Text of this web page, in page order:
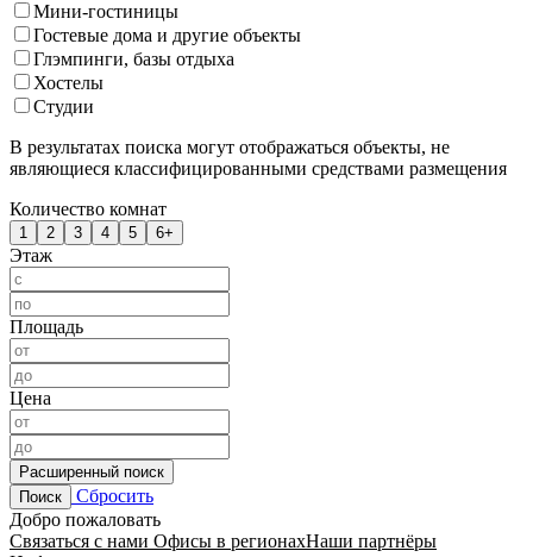
Мини-гостиницы
Гостевые дома и другие объекты
Глэмпинги, базы отдыха
Хостелы
Студии
В результатах поиска могут отображаться объекты, не
являющиеся классифицированными средствами размещения
Количество комнат
1 2 3 4 5 6+
Этаж
Площадь
Цена
Расширенный поиск
Поиск
Сбросить
Добро пожаловать
Связаться с нами Офисы в регионахНаши партнёры